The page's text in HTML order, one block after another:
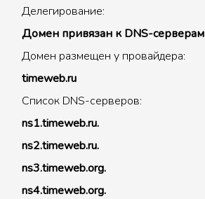
Делегирование:
Домен привязан к DNS-серверам
Домен размещен у провайдера:
timeweb.ru
Список DNS-серверов:
ns1.timeweb.ru.
ns2.timeweb.ru.
ns3.timeweb.org.
ns4.timeweb.org.